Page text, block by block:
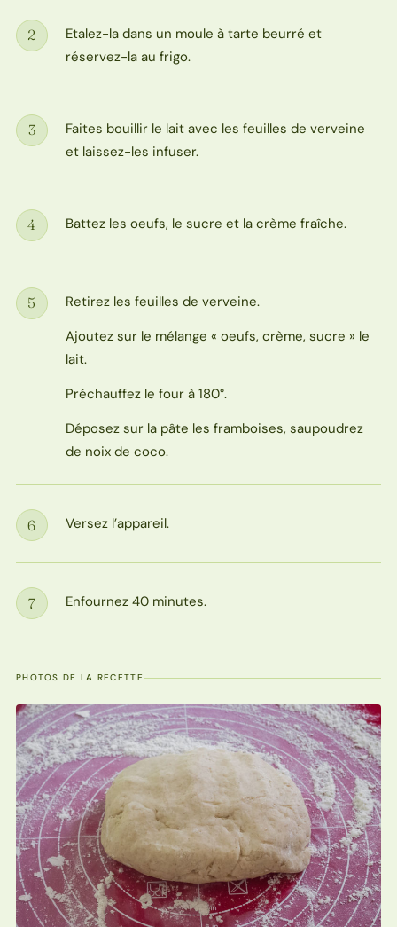
Étape
2
Etalez-la dans un moule à tarte beurré et
réservez-la au frigo.
Étape
3
Faites bouillir le lait avec les feuilles de verveine
et laissez-les infuser.
Étape
4 Battez les oeufs, le sucre et la crème fraîche.
Étape
5
Retirez les feuilles de verveine.
Ajoutez sur le mélange « oeufs, crème, sucre » le
lait.
Préchauffez le four à 180°.
Déposez sur la pâte les framboises, saupoudrez
de noix de coco.
Étape
6 Versez l’appareil.
Étape
7 Enfournez 40 minutes.
PHOTOS DE LA RECETTE